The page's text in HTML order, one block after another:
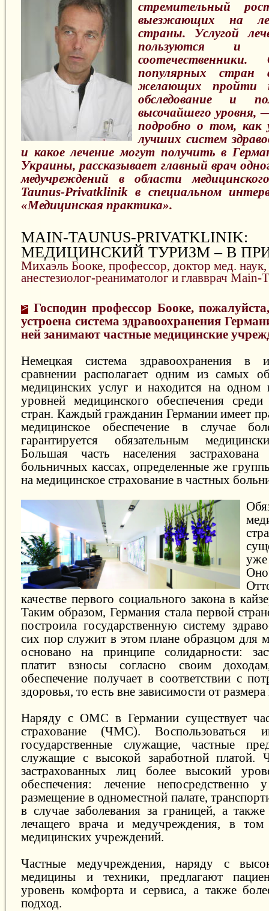
стремительный
выезжающих на
страны. Услугой
пользуются и
соотечественники.
популярных стран
желающих пройти
обследование и
высочайшего уровня,
подробно о том, как
лучших систем
и какое лечение могут получить в
Украины, рассказывает главный врач
медучреждений в области
Taunus-Privatklinik в специальном
«Медицинская практика».
MAIN-TAUNUS-PRIVATKLINIK:
МЕДИЦИНСКИЙ ТУРИЗМ – В
Михаэль Бооке, профессор, доктор мед.
анестезиолог-реаниматолог и главврач
> Господин профессор Бооке,
устроена система здравоохранения
ней занимают частные медицинские
Немецкая система здравоохранения в
сравнении располагает одним из самых
медицинских услуг и находится на одном
уровней медицинского обеспечения среди
стран. Каждый гражданин Германии имеет
медицинское обеспечение в случае
гарантируется обязательным
Большая часть населения
больничных кассах, определенные же
на медицинское страхование в частных
качестве первого социального закона в
Таким образом, Германия стала первой
построила государственную систему
сих пор служит в этом плане образцом для
основано на принципе солидарности:
платит взносы согласно своим
обеспечение получает в соответствии с
здоровья, то есть вне зависимости от размера
Наряду с ОМС в Германии существует
страхование (ЧМС).
государственные служащие, частные
служащие с высокой заработной платой.
застрахованных лиц более высокий
обеспечения: лечение непосредственно
размещение в одноместной палате,
в случае заболевания за границей, а
лечащего врача и медучреждения, в
медицинских учреждений.
Частные медучреждения, наряду с
медицины и техники, предлагают
уровень комфорта и сервиса, а также
подход.